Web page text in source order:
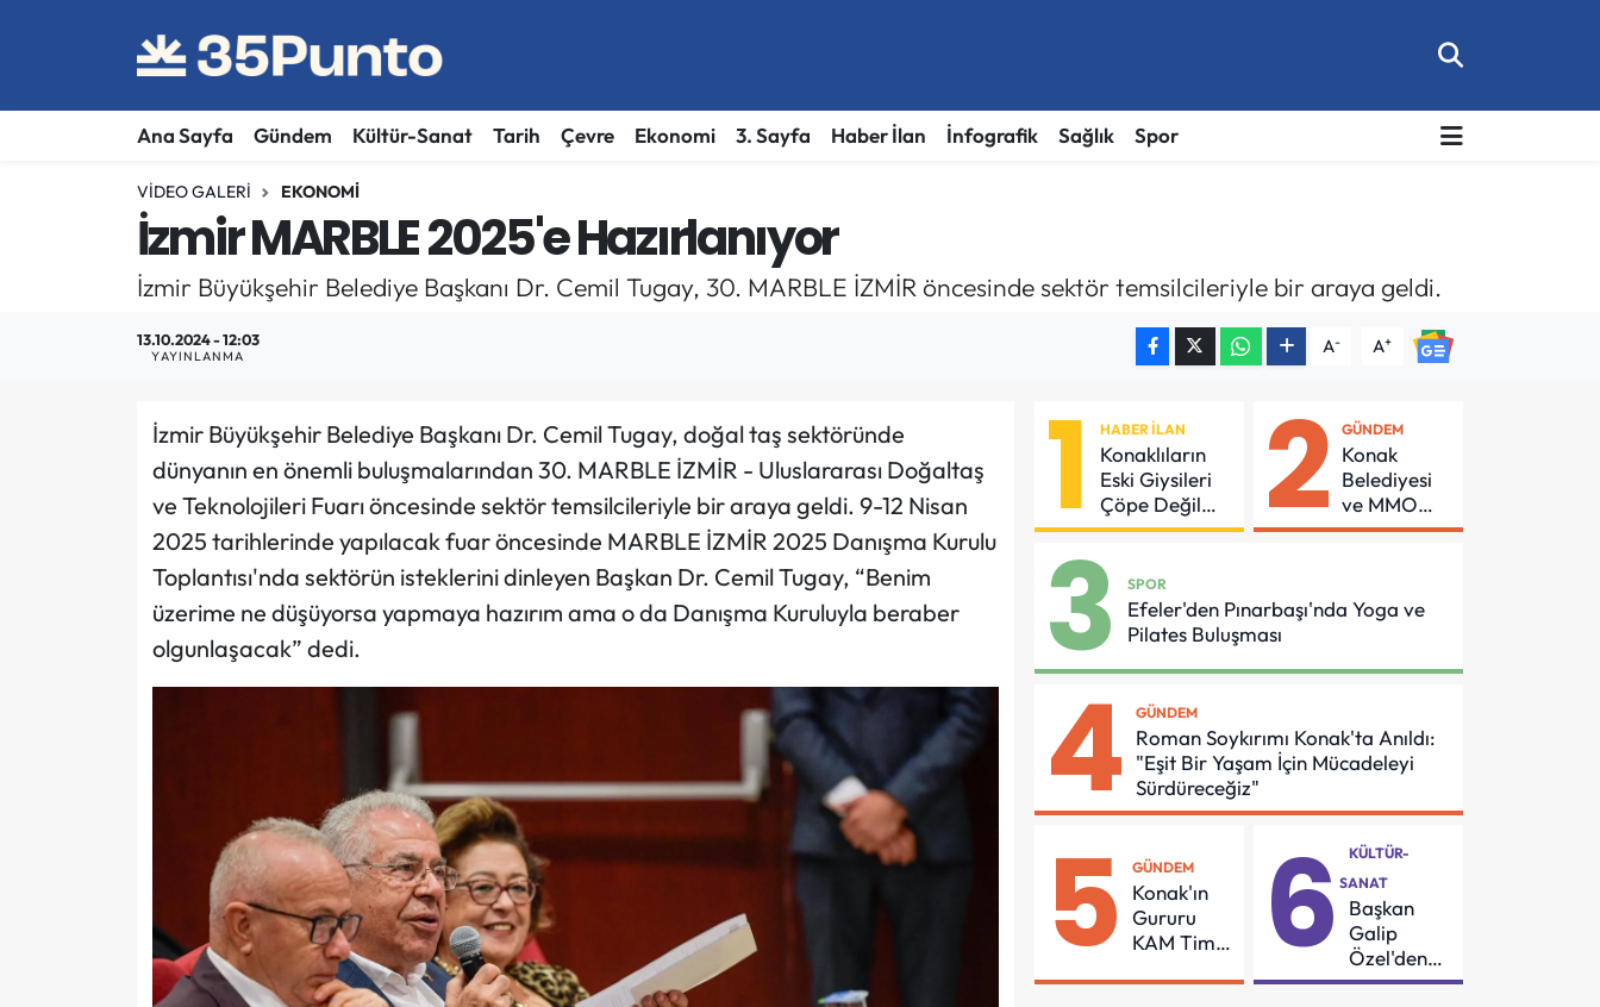
Ana Sayfa Gündem Kültür-Sanat Tarih Çevre Ekonomi 3. Sayfa Haber İlan İnfografik Sağlık Spor
VIDEO GALERI EKONOMI
İzmir MARBLE 2025'e Hazırlanıyor
İzmir Büyükşehir Belediye Başkanı Dr. Cemil Tugay, 30. MARBLE İZMİR öncesinde sektör temsilcileriyle bir araya geldi.
13.10.2024 - 12:03
YAYINLANMA A- A+
İzmir Büyükşehir Belediye Başkanı Dr. Cemil Tugay, doğal taş sektöründe
dünyanın en önemli buluşmalarından 30. MARBLE İZMİR - Uluslararası Doğaltaş
ve Teknolojileri Fuarı öncesinde sektör temsilcileriyle bir araya geldi. 9-12 Nisan
2025 tarihlerinde yapılacak fuar öncesinde MARBLE İZMİR 2025 Danışma Kurulu
Toplantısı'nda sektörün isteklerini dinleyen Başkan Dr. Cemil Tugay, “Benim
üzerime ne düşüyorsa yapmaya hazırım ama o da Danışma Kuruluyla beraber
olgunlaşacak” dedi.
1 HABER İLAN
Konaklıların
Eski Giysileri
Çöpe Değil
Geri
Gidiyor
2 GÜNDEM
Konak
Belediyesi
ve MMO
Arasında
İçin Önemli
Protokol
3 SPOR
Efeler'den Pınarbaşı'nda Yoga ve
Pilates Buluşması
4 GÜNDEM
Roman Soykırımı Konak'ta Anıldı:
"Eşit Bir Yaşam İçin Mücadeleyi
Sürdüreceğiz"
5 GÜNDEM
Konak'ın
Gururu
KAM Timi
Kurtarmak
6
KÜLTÜR-
SANAT
Başkan
Galip
Özel'den
55